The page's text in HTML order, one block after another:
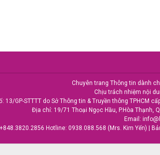
Chuyên trang Thông tin dành
Chịu trách nhiệm nội
13/GP-STTTT do Sở Thông tin & Truyền thông TPHCM
Địa chỉ: 19/71 Thoại Ngọc Hầu, P.Hòa Thạnh,
Email:
+848.3820.2856 Hotline: 0938.088.568 (Mrs. Kim Yến) |